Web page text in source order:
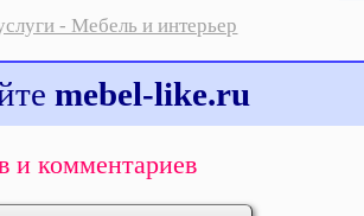
- Мебель и интерьер
mebel-like.ru
и комментариев